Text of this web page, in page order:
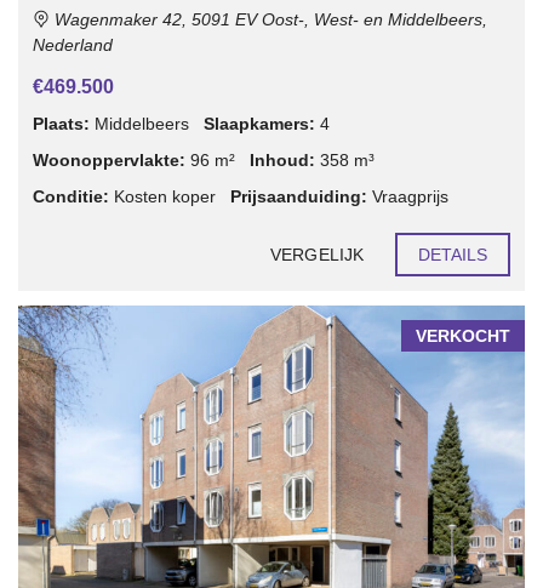
Wagenmaker 42, 5091 EV Oost-, West- en Middelbeers,
Nederland
€469.500
Plaats: Middelbeers Slaapkamers: 4
Woonoppervlakte: 96 m² Inhoud: 358 m³
Conditie: Kosten koper Prijsaanduiding: Vraagprijs
VERGELIJK DETAILS
VERKOCHT